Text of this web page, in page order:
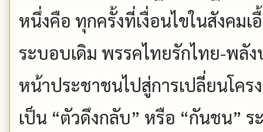
หนึ่งคือ ทุกครั้งที่เงื่อนไขในสังคม
ระบอบเดิม พรรคไทยรักไทย-พลั
หน้าประชาชนไปสู่การเปลี่ยนโค
เป็น “ตัวดึงกลับ” หรือ “กันชน”